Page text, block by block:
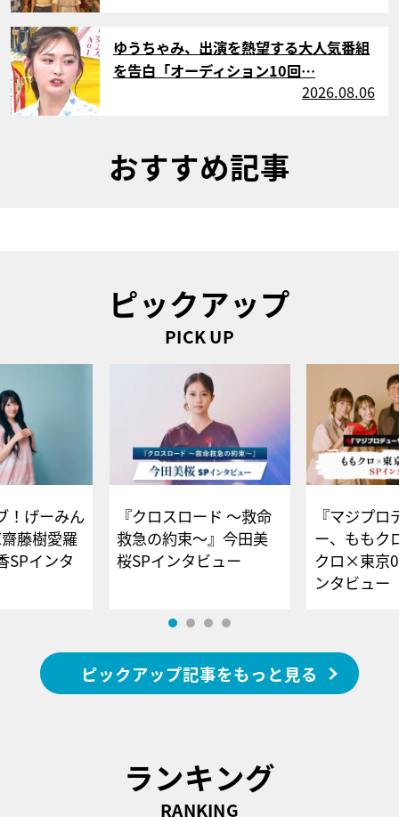
サムネイル
ゆうちゃみ、出演を熱望する大人気番組
を告白「オーディション10回…
2026.08.06
おすすめ記事
ピックアップ
PICK UP
！げーみん
藤樹愛羅
SPインタ
『クロスロード ～救命
救急の約束～』今田美
桜SPインタビュー
『マジプロ
ー、ももク
クロ×東京
ンタビュー
ピックアップ記事をもっと見る
ランキング
RANKING